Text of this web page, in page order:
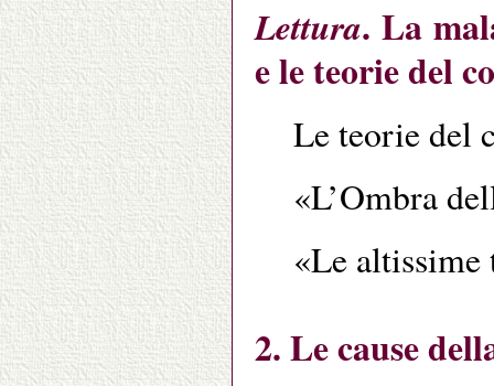
Lettura. La
e le teorie del
Le teorie del
«L’Ombra
«Le
2. Le cause